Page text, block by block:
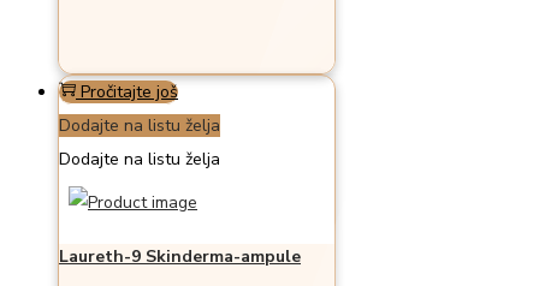
Pročitajte još
Dodajte na listu želja
Dodajte na listu želja
Laureth-9 Skinderma-ampule